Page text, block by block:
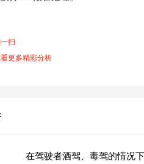
扫
更多精彩分析
在驾驶者酒驾、毒驾的情况